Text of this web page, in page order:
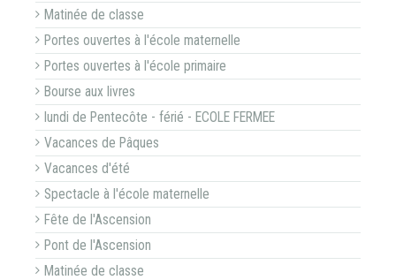
Matinée de classe
Portes ouvertes à l'école maternelle
Portes ouvertes à l'école primaire
Bourse aux livres
lundi de Pentecôte - férié - ECOLE FERMEE
Vacances de Pâques
Vacances d'été
Spectacle à l'école maternelle
Fête de l'Ascension
Pont de l'Ascension
Matinée de classe